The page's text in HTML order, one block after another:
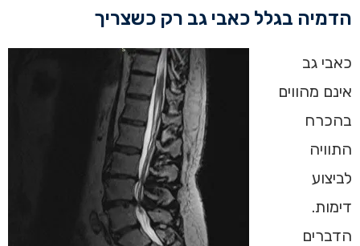
הדמיה בגלל כאבי גב רק כשצריך
כאבי גב
אינם מהווים
בהכרח
התוויה
לביצוע
דימות.
הדברים